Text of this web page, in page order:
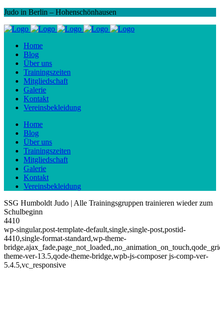
Judo in Berlin – Hohenschönhausen
Home
Blog
Über uns
Trainingszeiten
Mitgliedschaft
Galerie
Kontakt
Vereinsbekleidung
Home
Blog
Über uns
Trainingszeiten
Mitgliedschaft
Galerie
Kontakt
Vereinsbekleidung
SSG Humboldt Judo | Alle Trainingsgruppen trainieren wieder zum
Schulbeginn
4410
wp-singular,post-template-default,single,single-post,postid-
4410,single-format-standard,wp-theme-
theme-ver-13.5,qode-theme-bridge,wpb-js-composer js-comp-ver-
5.4.5,vc_responsive